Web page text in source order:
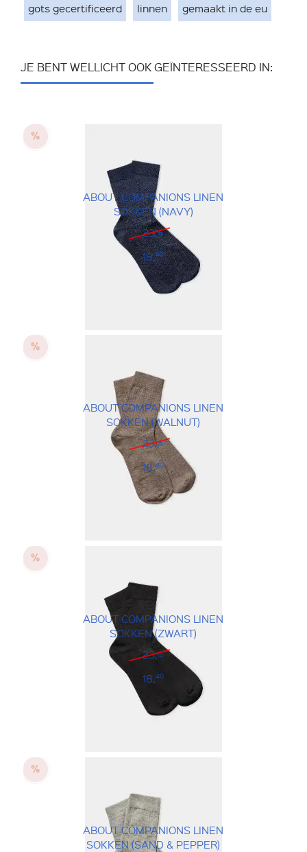
gots gecertificeerd linnen gemaakt in de eu
JE BENT WELLICHT OOK GEÏNTERESSEERD IN:
ABOUT COMPANIONS LINEN
SOKKEN (NAVY)
23,=
18,40
ABOUT COMPANIONS LINEN
SOKKEN (WALNUT)
23,=
18,40
ABOUT COMPANIONS LINEN
SOKKEN (ZWART)
23,=
18,40
ABOUT COMPANIONS LINEN
SOKKEN (SAND & PEPPER)